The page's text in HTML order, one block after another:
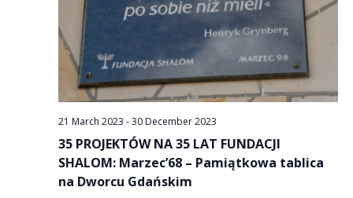
21 March 2023 -30 December 2023
35 PROJEKTÓW NA 35 LAT FUNDACJI
SHALOM: Marzec’68 – Pamiątkowa tablica
na Dworcu Gdańskim